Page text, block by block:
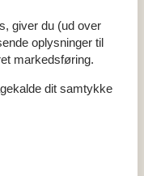
giver du (ud over
oplysninger til
markedsføring.
dit samtykke